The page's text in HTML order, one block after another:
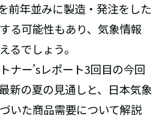
前年並みに製造・発注をした
る可能性もあり、気象情報
るでしょう。
ナー’sレポート3回目の今回
新の夏の見通しと、日本気象
いた商品需要について解説